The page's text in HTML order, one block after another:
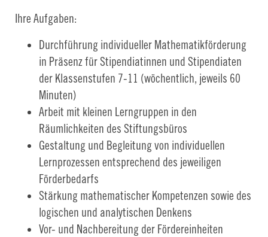
Ihre Aufgaben:
Durchführung individueller Mathematikförderung
in Präsenz für Stipendiatinnen und Stipendiaten
der Klassenstufen 7-11 (wöchentlich, jeweils 60
Minuten)
Arbeit mit kleinen Lerngruppen in den
Räumlichkeiten des Stiftungsbüros
Gestaltung und Begleitung von individuellen
Lernprozessen entsprechend des jeweiligen
Förderbedarfs
Stärkung mathematischer Kompetenzen sowie des
logischen und analytischen Denkens
Vor- und Nachbereitung der Fördereinheiten